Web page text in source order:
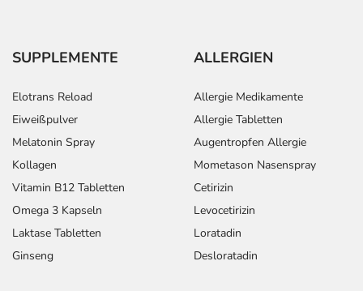
SUPPLEMENTE
Elotrans Reload
Eiweißpulver
Melatonin Spray
Kollagen
Vitamin B12 Tabletten
Omega 3 Kapseln
Laktase Tabletten
Ginseng
ALLERGIEN
Allergie Medikamente
Allergie Tabletten
Augentropfen Allergie
Mometason Nasenspray
Cetirizin
Levocetirizin
Loratadin
Desloratadin